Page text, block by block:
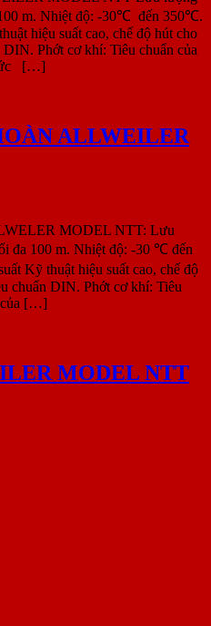
m. Nhiệt độ: -30℃ đến 350℃.
hiệu suất cao, chế độ hút cho
Phớt cơ khí: Tiêu chuẩn của
[…]
ALLWEILER
MODEL NTT: Lưu
đa 100 m. Nhiệt độ: -30 ℃ đến
Kỹ thuật hiệu suất cao, chế độ
chuẩn DIN. Phớt cơ khí: Tiêu
của […]
MODEL NTT